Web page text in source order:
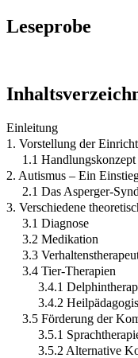
Leseprobe
Einleitung
1. Vorstellung der
1.1
2. Autismus – Ein
2.1 Das Asperger-
3. Verschiedene
3.1 Diagnose
3.2 Medikation
3.3
3.4 Tier-Therapien
3.4.1
3.4.2
3.5 Förderung der
3.5.1
3.5.2 Alternative